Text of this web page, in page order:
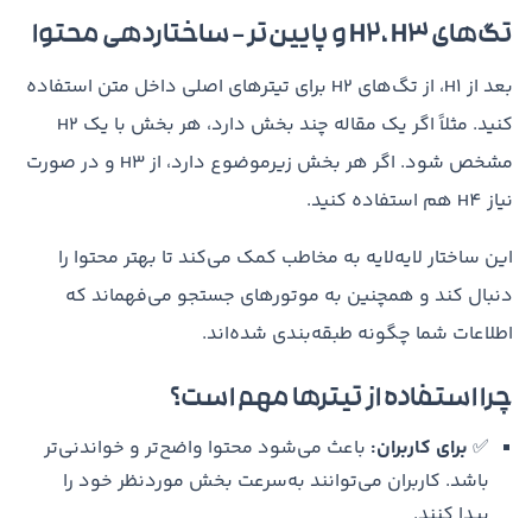
تگ‌های H2، H3 و پایین‌تر – ساختاردهی محتوا
بعد از H1، از تگ‌های H2 برای تیترهای اصلی داخل متن استفاده
کنید. مثلاً اگر یک مقاله چند بخش دارد، هر بخش با یک H2
مشخص شود. اگر هر بخش زیرموضوع دارد، از H3 و در صورت
نیاز H4 هم استفاده کنید.
این ساختار لایه‌لایه به مخاطب کمک می‌کند تا بهتر محتوا را
دنبال کند و همچنین به موتورهای جستجو می‌فهماند که
اطلاعات شما چگونه طبقه‌بندی شده‌اند.
چرا استفاده از تیترها مهم است؟
✅ برای کاربران: باعث می‌شود محتوا واضح‌تر و خواندنی‌تر
باشد. کاربران می‌توانند به‌سرعت بخش موردنظر خود را